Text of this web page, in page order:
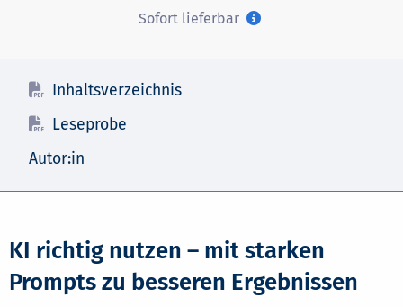
Sofort lieferbar
Inhaltsverzeichnis
Leseprobe
Autor:in
KI richtig nutzen – mit starken
Prompts zu besseren Ergebnissen